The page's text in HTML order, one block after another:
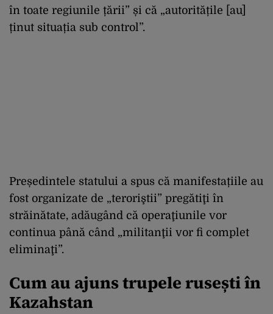
în toate regiunile țării” și că „autoritățile [au]
ținut situația sub control”.
Președintele statului a spus că manifestațiile au
fost organizate de „teroriştii” pregătiţi în
străinătate, adăugând că operaţiunile vor
continua până când „militanţii vor fi complet
eliminaţi”.
Cum au ajuns trupele rusești în
Kazahstan